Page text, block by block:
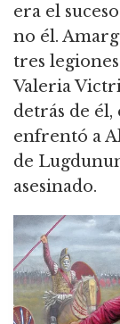
era el
no él.
tres
Valeria
detrás de
enfrentó a
de
asesinado.